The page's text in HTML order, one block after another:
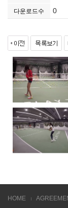
다운로드수 0
HOME